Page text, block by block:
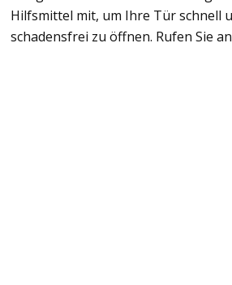
Hilfsmittel mit, um Ihre Tür schnell
schadensfrei zu öffnen. Rufen Sie